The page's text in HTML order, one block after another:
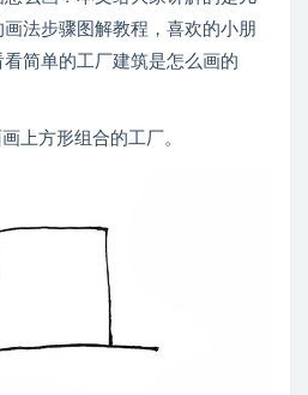
法步骤图解教程，喜欢的小朋
简单的工厂建筑是怎么画的
上方形组合的工厂。